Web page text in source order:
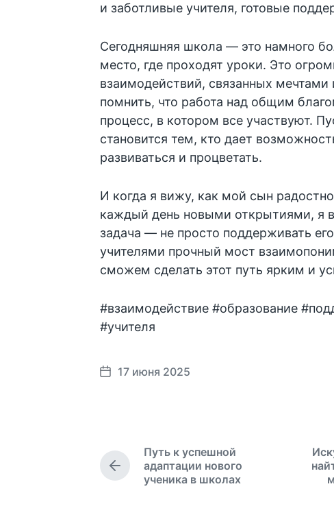
и заботливые учителя, готовые
Сегодняшняя школа — это намного
место, где проходят уроки. Это
взаимодействий, связанных
помнить, что работа над общим
процесс, в котором все участвуют.
становится тем, кто дает
развиваться и процветать.
И когда я вижу, как мой сын
каждый день новыми открытиями, я
задача — не просто поддерживать
учителями прочный мост
сможем сделать этот путь ярким и
#взаимодействие #образование
#учителя
Д
у
б
17 июня 2025
П
р
Путь к успешной
адаптации нового
ученика в школах